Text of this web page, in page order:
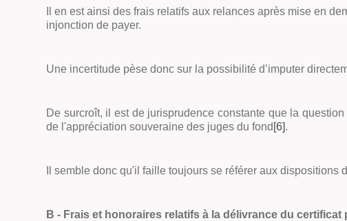
Il en est ainsi des frais relatifs aux relances après mise en
injonction de payer.
Une incertitude pèse donc sur la possibilité d’imputer
De surcroît, il est de jurisprudence constante que la
de l'appréciation souveraine des juges du fond [6].
Il semble donc qu'il faille toujours se référer aux
B - Frais et honoraires relatifs à la délivrance du certificat